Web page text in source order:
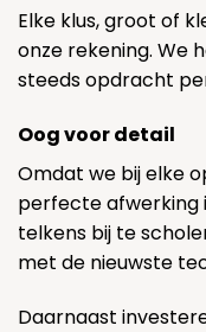
Elke klus, groot of
onze rekening. We
steeds opdracht
Oog voor detail
Omdat we bij elke
perfecte afwerking
telkens bij te
met de nieuwste
Daarnaast